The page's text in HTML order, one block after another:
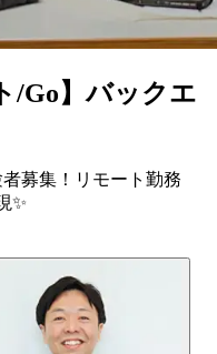
/Go】バックエ
募集！リモート勤務
✨